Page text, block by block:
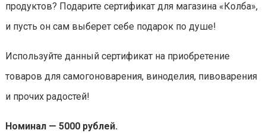
продуктов? Подарите сертификат для магазина «Колба»,
и пусть он сам выберет себе подарок по душе!
Используйте данный сертификат на приобретение
товаров для самогоноварения, виноделия, пивоварения
и прочих радостей!
Номинал — 5000 рублей.